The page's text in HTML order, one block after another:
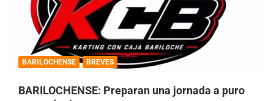
BARILOCHENSE BREVES
BARILOCHENSE: Preparan una jornada a puro